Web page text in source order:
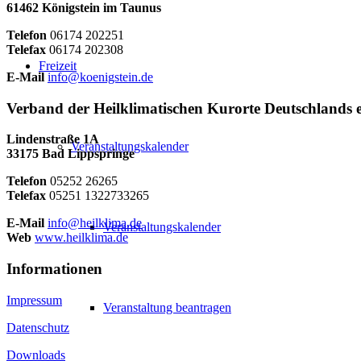
Freizeit
Veranstaltungskalender
Veranstaltungskalender
Veranstaltung beantragen
61462 Königstein im Taunus
Telefon 06174 202251
Telefax 06174 202308
E-Mail info@koenigstein.de
Verband der Heilklimatischen Kurorte Deutschlands
Lindenstraße 1A
33175 Bad Lippspringe
Telefon 05252 26265
Telefax 05251 1322733265
E-Mail info@heilklima.de
Web www.heilklima.de
Informationen
Impressum
Datenschutz
Downloads